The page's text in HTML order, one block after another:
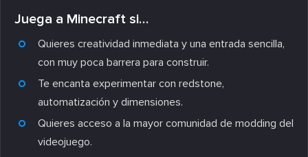
Juega a Minecraft si…
Quieres creatividad inmediata y una entrada sencilla,
con muy poca barrera para construir.
Te encanta experimentar con redstone,
automatización y dimensiones.
Quieres acceso a la mayor comunidad de modding del
videojuego.